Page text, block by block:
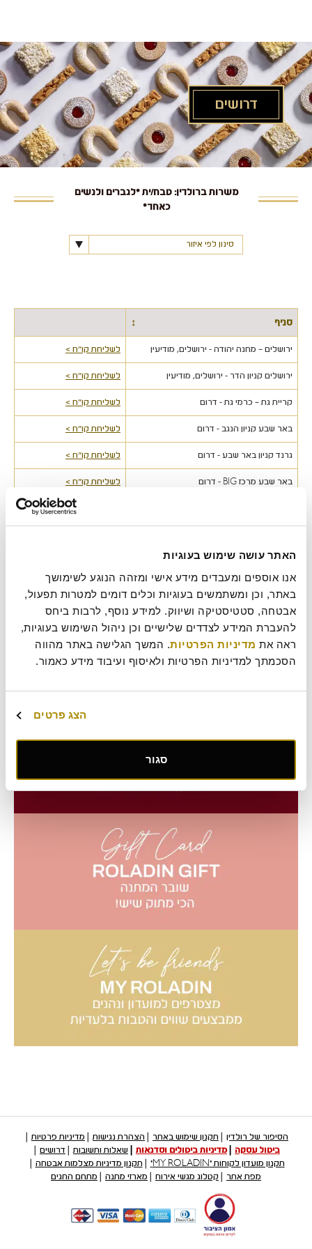
האתר עושה שימוש בעוגיות
ראה את מדיניות הפרטיות
הסכמתך למדיניות הפרטיות ולאיסוף ועיבוד מידע כאמור.
הצג פרטים
סגור
דרושים
משרות ברולדין: טבח/ית *לגברים ולנשים
כאחד*
סינון לפי איזור
סניף ↕
ירושלים – מחנה יהודה - ירושלים, מודיעין לשליחת קו"ח >
ירושלים קניון הדר - ירושלים, מודיעין לשליחת קו"ח >
קריית גת – כרמי גת - דרום לשליחת קו"ח >
באר שבע קניון הנגב - דרום לשליחת קו"ח >
גרנד קניון באר שבע - דרום לשליחת קו"ח >
באר שבע מרכז BIG - דרום לשליחת קו"ח >
לשליחת קו"ח >
מודיעין ישפרו סנטר - ירושלים, מודיעין
לשליחת קו"ח >
חזרה לכל המשרות
הסיפור של רולדין תקנון שימוש באתר הצהרת נגישות
מדיניות פרטיות
ביטול עסקה
מדיניות ביטולים וסדנאות שאלות ותשובות
דרושים
תקנון מועדון לקוחות "MY ROLADIN"
תקנון מדיניות מצלמות אבטחה
מפת אתר
קטלוג מגשי אירוח מארזי מתנה מתחם החגים